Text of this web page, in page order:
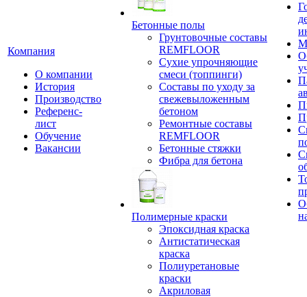
Компания
О компании
История
Производство
Референс-
лист
Обучение
Вакансии
Бетонные полы
Грунтовочные составы
REMFLOOR
Сухие упрочняющие
смеси (топпинги)
Составы по уходу за
свежевыложенным
бетоном
Ремонтные составы
REMFLOOR
Бетонные стяжки
Фибра для бетона
Полимерные краски
Эпоксидная краска
Антистатическая
краска
Полиуретановые
краски
Акриловая